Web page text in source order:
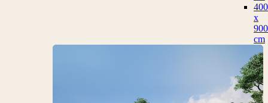
400
x
900
cm